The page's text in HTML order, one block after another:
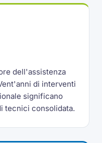
dell'assistenza
di interventi
significano
tecnici consolidata.